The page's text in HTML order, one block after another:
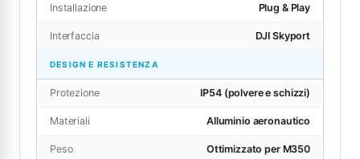
Installazione Plug & Play
Interfaccia DJI Skyport
DESIGN E RESISTENZA
Protezione IP54 (polvere e schizzi)
Materiali Alluminio aeronautico
Peso Ottimizzato per M350